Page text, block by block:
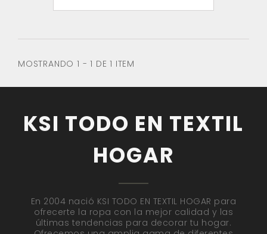
MOSTRANDO 1 - 1 DE 1 ITEM
KSI TODO EN TEXTIL
HOGAR
En 2004 nació KSI TODO EN TEXTIL HOGAR para
ofrecerte la ropa con la mejor calidad y las
últimas tendencias para decorar tu hogar.